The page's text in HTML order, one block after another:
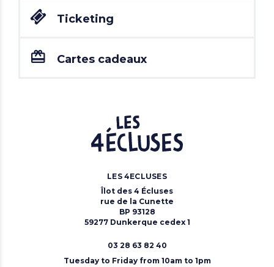
Ticketing
Cartes cadeaux
LES 4ECLUSES
Îlot des 4 Écluses
rue de la Cunette
BP 93128
59277 Dunkerque cedex 1
03 28 63 82 40
Tuesday to Friday from 10am to 1pm